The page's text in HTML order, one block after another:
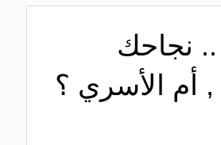
.. نجاحك
, أم الأسري ؟